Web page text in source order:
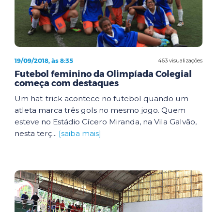
463 visualizações
19/09/2018, às 8:35
Futebol feminino da Olimpíada Colegial
começa com destaques
Um hat-trick acontece no futebol quando um
atleta marca três gols no mesmo jogo. Quem
esteve no Estádio Cícero Miranda, na Vila Galvão,
nesta terç... [saiba mais]